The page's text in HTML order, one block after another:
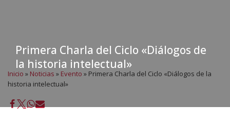
Primera Charla del Ciclo «Diálogos de
la historia intelectual»
Inicio » Noticias » Evento » Primera Charla del Ciclo «Diálogos de la
historia intelectual»